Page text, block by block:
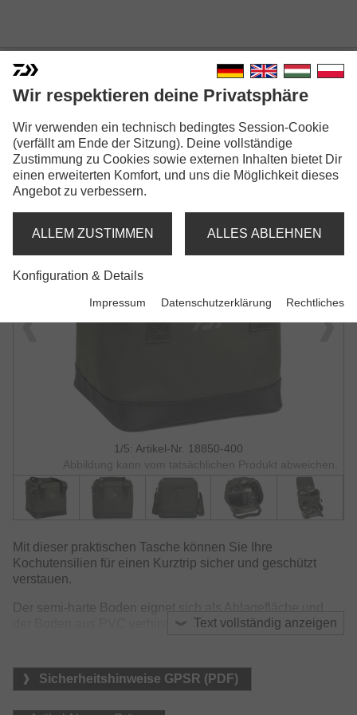
INFINITY® SYSTEM BREW &
OVERNIGHT COOK BAG
AUFBEWAHRUNGSTASCHE | FÜR KOCH-
UND CAMPING-ZUBEHÖR
1/5: Artikel-Nr. 18850-400
Abbildung kann vom tatsächlichen Produkt abweichen.
Text vollständig anzeigen
Mit dieser praktischen Tasche können Sie Ihre
Kochutensilien für einen Kurztrip sicher und geschützt
verstauen.
Der semi-harte Boden eignet sich als Ablagefläche und
der Boden aus PVC verhindert das Eindringen von
Das Hauptfach ist in drei Segmente unterteilt, um
Campingkocher, Kessel und Gaskartusche separat zu
Sicherheitshinweise GPSR (PDF)
Wir respektieren deine Privatsphäre
Wir verwenden ein technisch bedingtes Session-Cookie
(verfällt am Ende der Sitzung). Deine vollständige
Zustimmung zu Cookies sowie externen Inhalten bietet Dir
einen erweiterten Komfort, und uns die Möglichkeit dieses
Angebot zu verbessern.
ALLEM ZUSTIMMEN ALLES ABLEHNEN
Konfiguration & Details
Impressum Datenschutzerklärung Rechtliches